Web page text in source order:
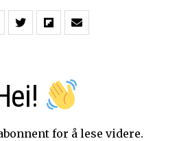
for å lese videre.